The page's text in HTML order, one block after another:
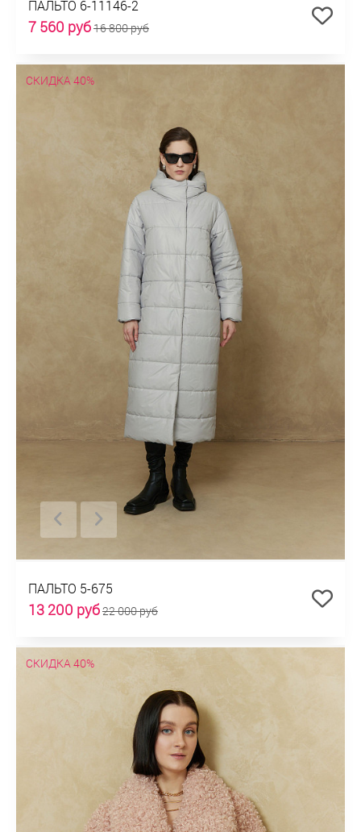
ПАЛЬТО 6-11146-2
7 560 руб16 800 руб
СКИДКА 40%
ПАЛЬТО 5-675
13 200 руб22 000 руб
СКИДКА 40%